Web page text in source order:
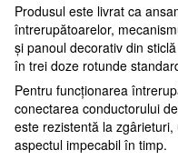
Produsul este livrat ca
întrerupătoarelor,
și panoul decorativ din
în trei doze rotunde
Pentru funcționarea
conectarea conductorului
este rezistentă la
aspectul impecabil în timp.